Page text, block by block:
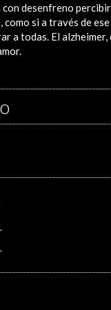
con desenfreno
como si a través de
a todas. El